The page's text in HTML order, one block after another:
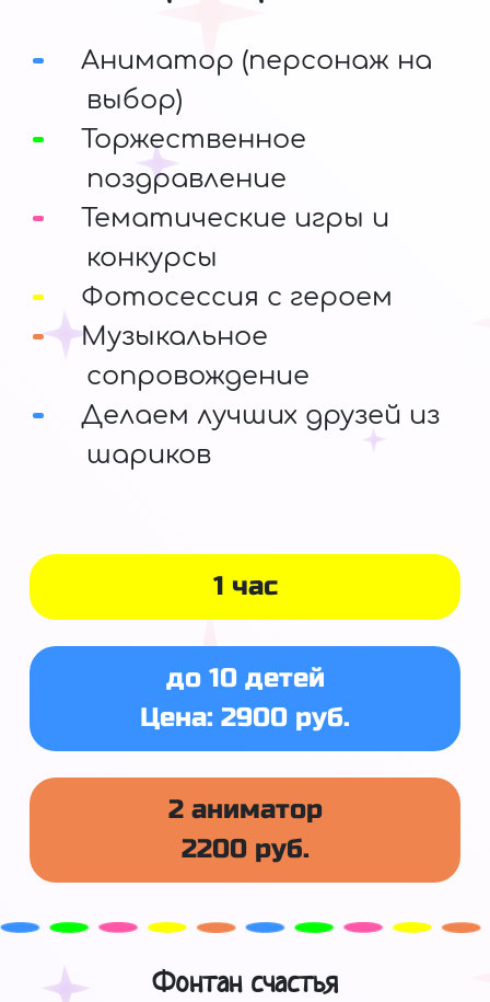
1 час
до 10 детей
Цена: 2900 руб.
2 аниматор
2200 руб.
Аниматор (персонаж на
выбор)
Торжественное
поздравление
Тематические игры и
конкурсы
Фотосессия с героем
Музыкальное
сопровождение
Делаем лучших друзей из
шариков
Фонтан счастья